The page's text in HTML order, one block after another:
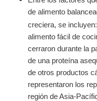
de alimento
creciera, se
alimento fácil de
cerraron durante la
de una proteína
de otros productos
representaron los
región de Asia-